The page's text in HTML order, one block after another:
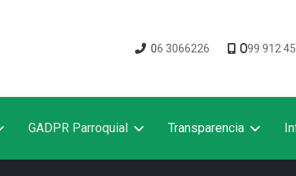
06 3066226 099 912
GADPR Parroquial Transparencia